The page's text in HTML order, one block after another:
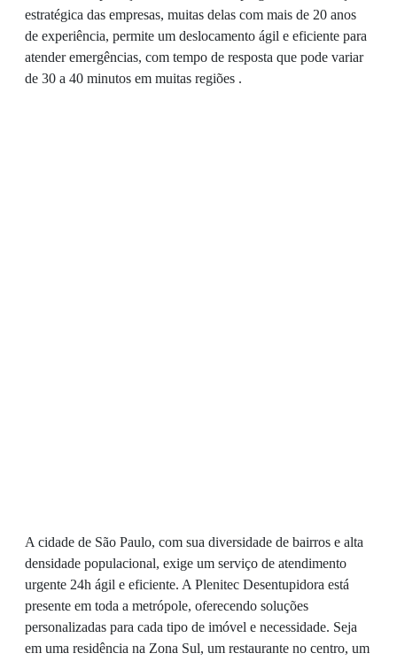
estratégica das empresas, muitas delas com mais de 20 anos
de experiência, permite um deslocamento ágil e eficiente para
atender emergências, com tempo de resposta que pode variar
de 30 a 40 minutos em muitas regiões .
A cidade de São Paulo, com sua diversidade de bairros e alta
densidade populacional, exige um serviço de atendimento
urgente 24h ágil e eficiente. A Plenitec Desentupidora está
presente em toda a metrópole, oferecendo soluções
personalizadas para cada tipo de imóvel e necessidade. Seja
em uma residência na Zona Sul, um restaurante no centro, um